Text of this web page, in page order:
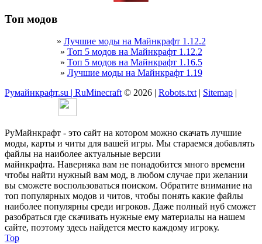
Топ модов
» Лучшие моды на Майнкрафт 1.12.2
» Топ 5 модов на Майнкрафт 1.12.2
» Топ 5 модов на Майнкрафт 1.16.5
» Лучшие моды на Майнкрафт 1.19
Румайнкрафт.su | RuMinecraft © 2026 | Robots.txt | Sitemap |
РуМайнкрафт - это сайт на котором можно скачать лучшие
моды, карты и читы для вашей игры. Мы стараемся добавлять
файлы на наиболее актуальные версии
майнкрафта. Наверняка вам не понадобится много времени
чтобы найти нужный вам мод, в любом случае при желании
вы сможете воспользоваться поиском. Обратите внимание на
топ популярных модов и читов, чтобы понять какие файлы
наиболее популярны среди игроков. Даже полный нуб сможет
разобраться где скачивать нужные ему материалы на нашем
сайте, поэтому здесь найдется место каждому игроку.
Top